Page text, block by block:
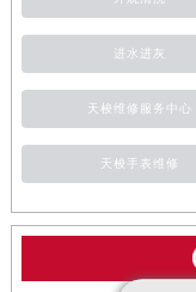
进水进灰
天梭维修服务中心
天梭手表维修